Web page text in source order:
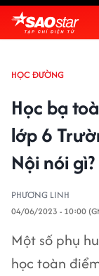
HỌC ĐƯỜNG
Học bạ
lớp 6
Nội nói gì?
PHƯƠNG LINH
04/06/2023 - 10:00
Một số phụ
học toàn